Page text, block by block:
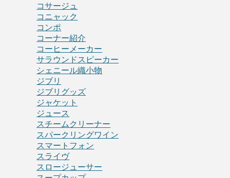
コサージュ
コニャック
コンポ
コーナー紹介
コーヒーメーカー
サラウンドスピーカー
シェニール織小物
ジブリ
ジブリグッズ
ジャケット
ジュース
スチームクリーナー
スパークリングワイン
スマートフォン
スライヴ
スロージューサー